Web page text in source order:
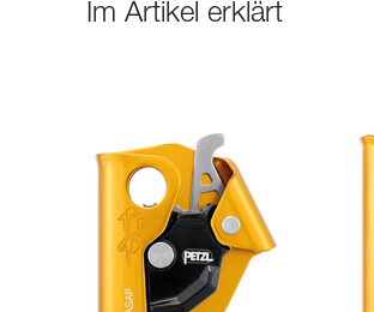
Im Artikel erklärt